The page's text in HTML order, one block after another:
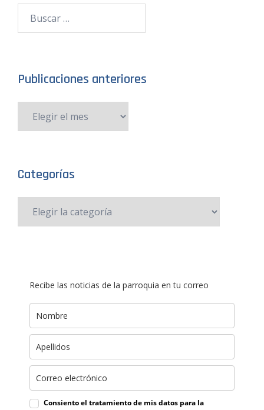
Publicaciones anteriores
Categorías
Recibe las noticias de la parroquia en tu correo
Consiento el tratamiento de mis datos para la